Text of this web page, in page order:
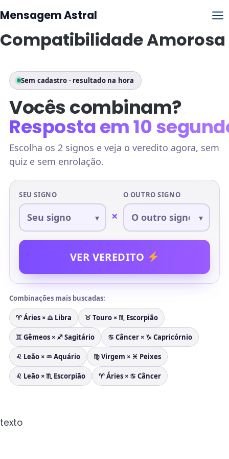
Mensagem Astral
Compatibilidade Amorosa
Sem cadastro · resultado na hora
Vocês combinam?
Resposta em 10
Escolha os 2 signos e veja o veredito agora, sem
quiz e sem enrolação.
SEU SIGNO
×
O OUTRO SIGNO
VER VEREDITO
Combinações mais buscadas:
♈︎ Áries × ♎︎ Libra ♉︎ Touro × ♏︎ Escorpião
♊︎ Gêmeos × ♐︎ Sagitário ♋︎ Câncer × ♑︎ Capricórnio
♌︎ Leão × ♒︎ Aquário ♍︎ Virgem × ♓︎ Peixes
♌︎ Leão × ♏︎ Escorpião ♈︎ Áries × ♋︎ Câncer
texto